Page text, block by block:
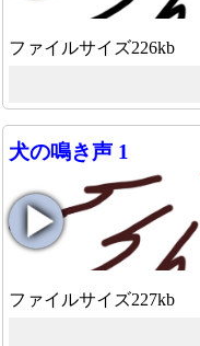
ファイルサイズ226kb
犬の鳴き声 1
ファイルサイズ227kb